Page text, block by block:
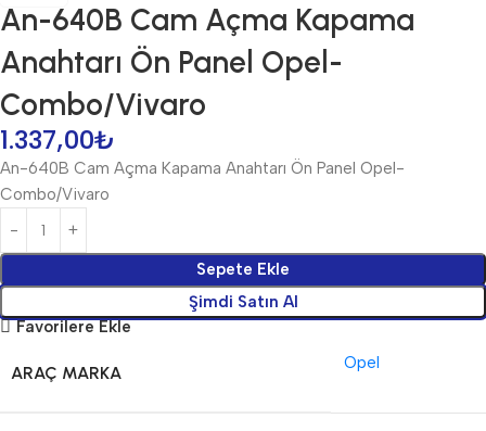
An-640B Cam Açma Kapama
Anahtarı Ön Panel Opel-
Combo/Vivaro
1.337,00₺
An-640B Cam Açma Kapama Anahtarı Ön Panel Opel-
Combo/Vivaro
Sepete Ekle
Şimdi Satın Al
Favorilere Ekle
ARAÇ MARKA Opel